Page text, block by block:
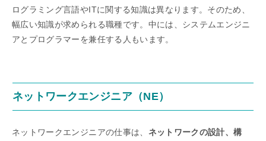
ログラミング言語やITに関する知識は異なります。そのため、
幅広い知識が求められる職種です。中には、システムエンジニ
アとプログラマーを兼任する人もいます。
ネットワークエンジニア（NE）
ネットワークエンジニアの仕事は、 ネットワークの設計、構